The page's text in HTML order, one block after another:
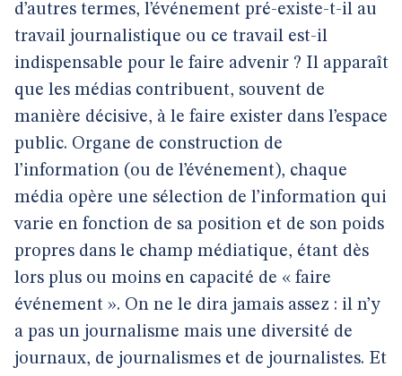
d’autres termes, l’événement pré-existe-t-il au
travail journalistique ou ce travail est-il
indispensable pour le faire advenir ? Il apparaît
que les médias contribuent, souvent de
manière décisive, à le faire exister dans l’espace
public. Organe de construction de
l’information (ou de l’événement), chaque
média opère une sélection de l’information qui
varie en fonction de sa position et de son poids
propres dans le champ médiatique, étant dès
lors plus ou moins en capacité de « faire
événement ». On ne le dira jamais assez : il n’y
a pas un journalisme mais une diversité de
journaux, de journalismes et de journalistes. Et